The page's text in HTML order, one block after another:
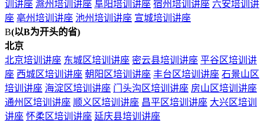
训讲座 滁州培训讲座 阜阳培训讲座 宿州培训讲座 六安培训讲
座 亳州培训讲座 池州培训讲座 宣城培训讲座
B(以B为开头的省)
北京
北京培训讲座 东城区培训讲座 密云县培训讲座 平谷区培训讲
座 西城区培训讲座 朝阳区培训讲座 丰台区培训讲座 石景山区
培训讲座 海淀区培训讲座 门头沟区培训讲座 房山区培训讲座
通州区培训讲座 顺义区培训讲座 昌平区培训讲座 大兴区培训
讲座 怀柔区培训讲座 延庆县培训讲座